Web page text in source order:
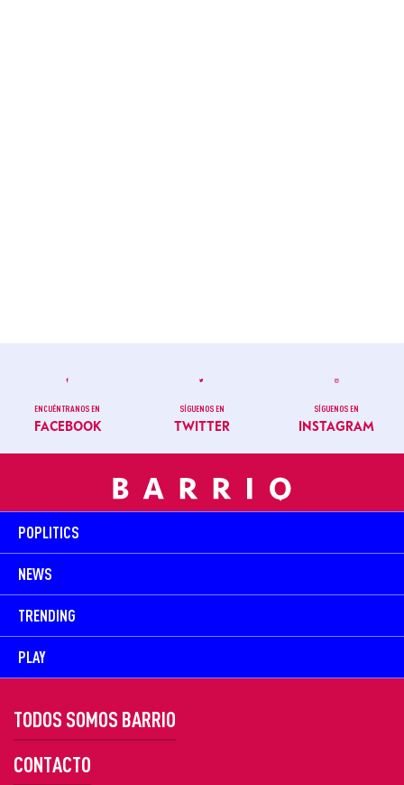
ENCUÉNTRANOS EN
FACEBOOK
SÍGUENOS EN
TWITTER
SÍGUENOS EN
INSTAGRAM
POPLITICS
NEWS
TRENDING
PLAY
TODOS SOMOS BARRIO
CONTACTO